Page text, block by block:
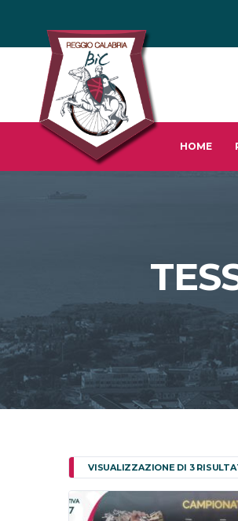
HOME
VISUALIZZAZIONE DI 3